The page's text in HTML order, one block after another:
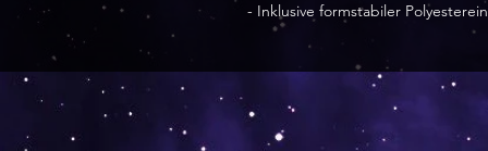
- Inklusive formstabiler